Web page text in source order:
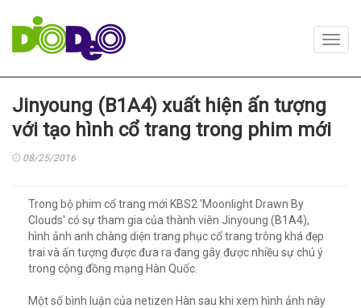
Jinyoung (B1A4) xuất hiện ấn tượng
với tạo hình cổ trang trong phim mới
08/25/2016
Trong bộ phim cổ trang mới KBS2 'Moonlight Drawn By
Clouds' có sự tham gia của thành viên Jinyoung (B1A4),
hình ảnh anh chàng diện trang phục cổ trang trông khá đẹp
trai và ấn tượng được đưa ra đang gây được nhiều sự chú ý
trong cộng đồng mạng Hàn Quốc.
Một số bình luận của netizen Hàn sau khi xem hình ảnh này